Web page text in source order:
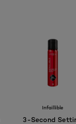
Infaillible
3-Second